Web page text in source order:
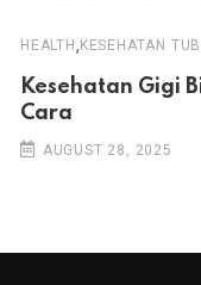
HEALTH , KESEHATAN
Kesehatan Gigi
Cara
AUGUST 28, 2025